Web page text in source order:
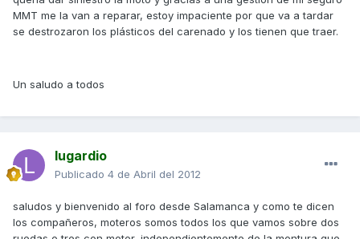
MMT me la van a reparar, estoy impaciente por que va a tardar
se destrozaron los plásticos del carenado y los tienen que traer.
Un saludo a todos
lugardio
Publicado 4 de Abril del 2012
saludos y bienvenido al foro desde Salamanca y como te dicen
los compañeros, moteros somos todos los que vamos sobre dos